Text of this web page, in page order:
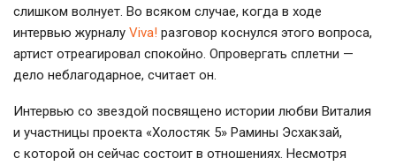
слишком волнует. Во всяком случае, когда в ходе
интервью журналу Viva! разговор коснулся этого вопроса,
артист отреагировал спокойно. Опровергать сплетни —
дело неблагодарное, считает он.
Интервью со звездой посвящено истории любви Виталия
и участницы проекта «Холостяк 5» Рамины Эсхакзай,
с которой он сейчас состоит в отношениях. Несмотря